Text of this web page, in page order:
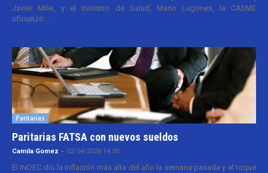
Javier Milei, y el ministro de Salud, Mario Lugones, la CAEME
oficializó...
Paritarias
Paritarias FATSA con nuevos sueldos
Camila Gomez - 22/04/2026 14:30
El INDEC dio la inflación más alta del año la semana pasada y al toque